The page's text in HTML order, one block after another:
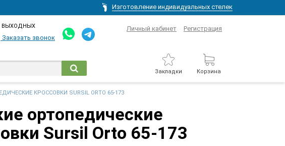
Изготовление индивидуальных стелек
ВЫХОДНЫХ
Заказать звонок
Личный кабинет Регистрация
Закладки Корзина
КРОССОВКИ SURSIL ORTO 65-173
ортопедические
Sursil Orto 65-173